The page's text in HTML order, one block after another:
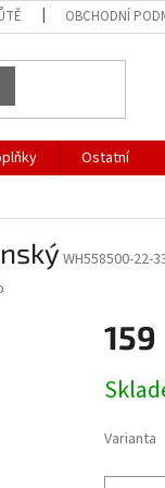
OBCHODNÍ
Ostatní
WH558500-22-
159
cena:
Varianta